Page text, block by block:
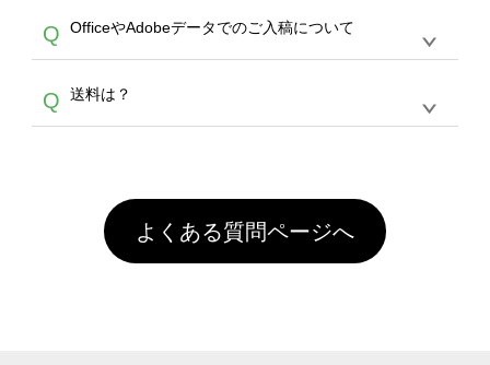
イントとして付与され、次回ご注文時に1ポイ
ント＝1円としてお使いいただけます。ポイン
トは発送完了の翌日に付与され、次回ご注文時
からご利用頂けます。ポイントの有効期限は一
年間です。【会員ランク】過去10カ月のご注
文回数により会員ランク割引(最大5%)が適用
頂いても、ログインがされていなければ、ラン
クにカウントがされません。
A
意点（前処理剤）】カラー生地（Tシャツのホ
ワイト、トートバッグのナチュラル、ホワイト
といって、プリントを定着させるための処理剤
を塗布しており、短納期・低価格で商品をお届
害な性質で、水洗いで落とすことが可能です。
お手数ですが、お客様ご自身にて着用前に落と
していただけますようお願いいたします。※1
通常注文・直送機能でのご注文に関わらず、前
Q OfficeやAdobeデータでのご入稿について
A
ません。いずれのデータも該当デザインのみ画
像(JPEG,PNG,GIF,PDF)に変換、またはAdobe
Q 送料は？
引」などによるお値引きで4,000円未満になる
場合は送料がかかりますので、ご注意くださ
い。
よくある質問ページへ